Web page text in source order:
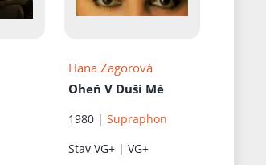
Hana Zagorová
Oheň V Duši Mé
1980 |Supraphon
StavVG+ | VG+